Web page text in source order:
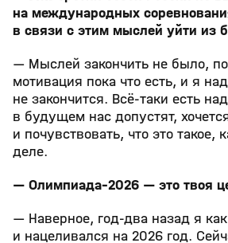
на международных
в связи с этим мыслей уйти из
— Мыслей закончить не было,
мотивация пока что есть, и я
не закончится. Всё-таки есть
в будущем нас допустят,
и почувствовать, что это такое,
деле.
— Олимпиада–2026 — это твоя
— Наверное, год-два назад я
и нацеливался на 2026 год.